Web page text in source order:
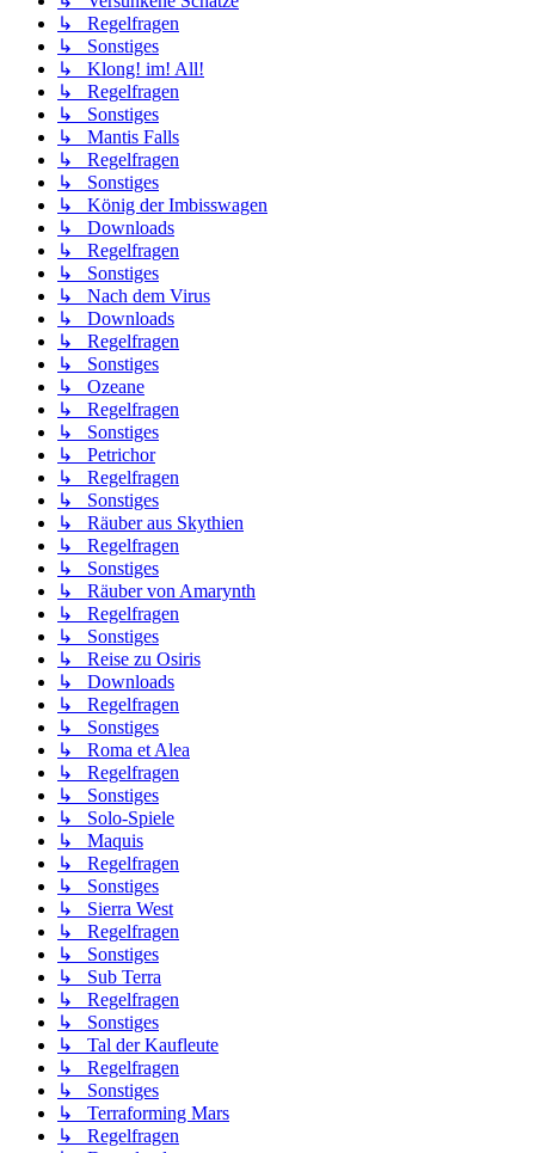
↳ Regelfragen
↳ Sonstiges
↳ Klong! im! All!
↳ Regelfragen
↳ Sonstiges
↳ Mantis Falls
↳ Regelfragen
↳ Sonstiges
↳ König der Imbisswagen
↳ Downloads
↳ Regelfragen
↳ Sonstiges
↳ Nach dem Virus
↳ Downloads
↳ Regelfragen
↳ Sonstiges
↳ Ozeane
↳ Regelfragen
↳ Sonstiges
↳ Petrichor
↳ Regelfragen
↳ Sonstiges
↳ Räuber aus Skythien
↳ Regelfragen
↳ Sonstiges
↳ Räuber von Amarynth
↳ Regelfragen
↳ Sonstiges
↳ Reise zu Osiris
↳ Downloads
↳ Regelfragen
↳ Sonstiges
↳ Roma et Alea
↳ Regelfragen
↳ Sonstiges
↳ Solo-Spiele
↳ Maquis
↳ Regelfragen
↳ Sonstiges
↳ Sierra West
↳ Regelfragen
↳ Sonstiges
↳ Sub Terra
↳ Regelfragen
↳ Sonstiges
↳ Tal der Kaufleute
↳ Regelfragen
↳ Sonstiges
↳ Terraforming Mars
↳ Regelfragen